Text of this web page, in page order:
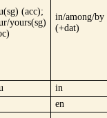
(acc);
yours(sg)
in/among/by
(+dat)
in
en